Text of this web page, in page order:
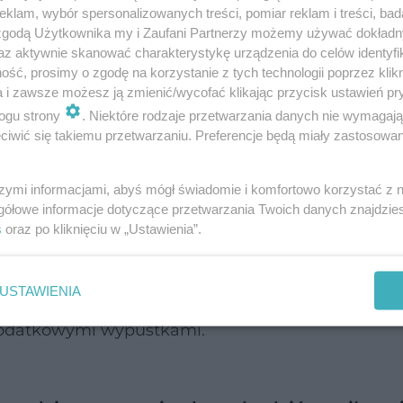
jednak to, jakie otrzymamy korzyści,
i pory, którą wybierzemy.
do tego przeznaczonym rollerem. Ruch
dzieje się, kiedy ciężar ciała kładziemy na
roller natomiast również można przyrównać
wykonany jest ze specjalnego tworzywa
wypustkami.
wybór spersonalizowanych treści, pomiar reklam i treści,
Użytkownika my i Zaufani Partnerzy możemy używać
aktywnie skanować charakterystykę urządzenia do celów
prosimy o zgodę na korzystanie z tych technologii poprzez
i zawsze możesz ją zmienić/wycofać klikając przycisk ustawień
strony
. Niektóre rodzaje przetwarzania danych nie
się takiemu przetwarzaniu. Preferencje będą miały
informacjami, abyś mógł świadomie i komfortowo korzystać z
informacje dotyczące przetwarzania Twoich danych
oraz po kliknięciu w „Ustawienia”.
USTAWIENIA